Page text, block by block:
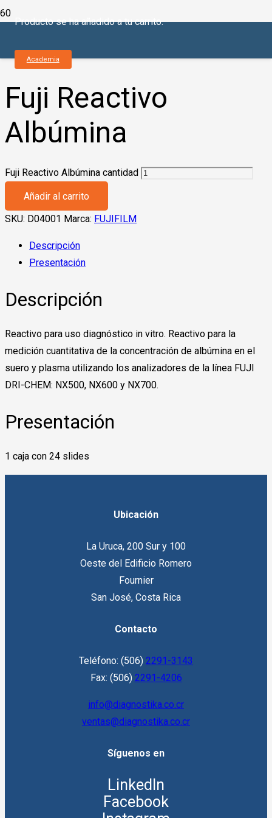
Productose ha añadido a tu carrito.
Academia
Albúmina
Fuji Reactivo
Albúmina
Fuji Reactivo Albúmina cantidad
Añadir al carrito
SKU: D04001 Marca: FUJIFILM
Descripción
Presentación
Descripción
Reactivo para uso diagnóstico in vitro. Reactivo para la
medición cuantitativa de la concentración de albúmina en el
suero y plasma utilizando los analizadores de la línea FUJI
DRI-CHEM: NX500, NX600 y NX700.
Presentación
1 caja con 24 slides
Ubicación
La Uruca, 200 Sur y 100
Oeste del Edificio Romero
Fournier
San José, Costa Rica
Contacto
Teléfono: (506) 2291-3143
Fax: (506) 2291-4206
info@diagnostika.co.cr
ventas@diagnostika.co.cr
Síguenos en
LinkedIn
Facebook